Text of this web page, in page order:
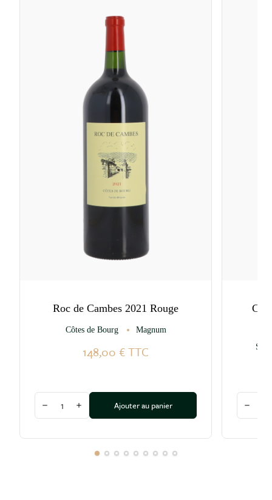
Roc de Cambes 2021 Rouge
Côtes de Bourg Magnum
148,00 €TTC
Diminuer la quantité
Augmenter la quantité
Ajouter au panier
St-